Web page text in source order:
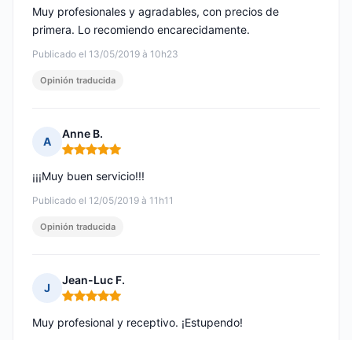
Publicado el 13/05/2019 à 10h23
Muy profesionales y agradables, con precios de
primera. Lo recomiendo encarecidamente.
Opinión traducida
A
Anne B.
Nota: 5 de 5
Publicado el 12/05/2019 à 11h11
¡¡¡Muy buen servicio!!!
Opinión traducida
J
Jean-Luc F.
Nota: 5 de 5
Muy profesional y receptivo. ¡Estupendo!